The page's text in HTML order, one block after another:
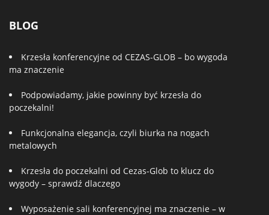
BLOG
Krzesła konferencyjne od CEZAS-GLOB – bo wygoda
ma znaczenie
Podpowiadamy, jakie powinny być krzesła do
poczekalni!
Funkcjonalna elegancja, czyli biurka na nogach
metalowych
Krzesła do poczekalni od Cezas-Glob to klucz do
wygody – sprawdź dlaczego
Wyposażenie sali konferencyjnej ma znaczenie – w